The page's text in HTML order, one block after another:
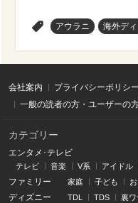
アウラニ 海外デ
会社案内 プライバシーポリシー
一般の読者の方・ユーザーの
カテゴリー
エンタメ･テレビ
テレビ 音楽 V系 アイドル
ファミリー 家庭 子ども
ディズニー TDL TDS 裏ワ